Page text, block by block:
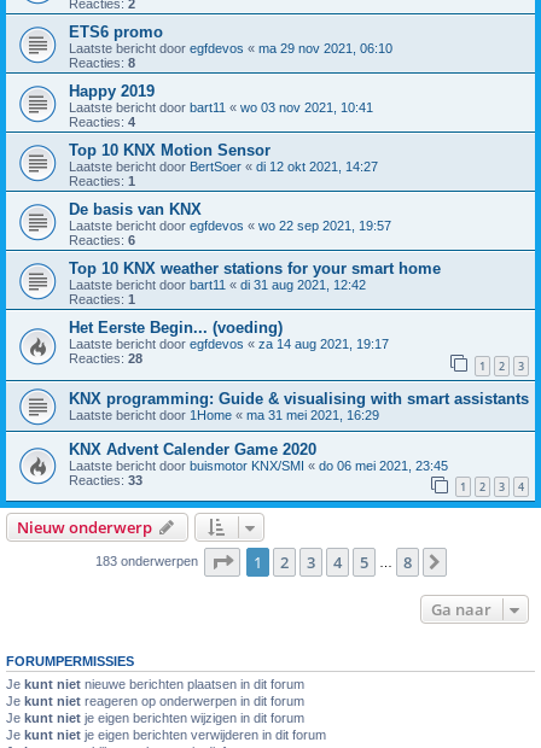
Reacties: 2
ETS6 promo
Laatste bericht door egfdevos « ma 29 nov 2021, 06:10
Reacties: 8
Happy 2019
Laatste bericht door bart11 « wo 03 nov 2021, 10:41
Reacties: 4
Top 10 KNX Motion Sensor
Laatste bericht door BertSoer « di 12 okt 2021, 14:27
Reacties: 1
De basis van KNX
Laatste bericht door egfdevos « wo 22 sep 2021, 19:57
Reacties: 6
Top 10 KNX weather stations for your smart home
Laatste bericht door bart11 « di 31 aug 2021, 12:42
Reacties: 1
Het Eerste Begin... (voeding)
Laatste bericht door egfdevos « za 14 aug 2021, 19:17
Reacties: 28 1 2 3
KNX programming: Guide & visualising with smart assistants
Laatste bericht door 1Home « ma 31 mei 2021, 16:29
KNX Advent Calender Game 2020
Laatste bericht door buismotor KNX/SMI « do 06 mei 2021, 23:45
Reacties: 33 1 2 3 4
Nieuw onderwerp
183 onderwerpen Pagina van 8
1 2 3 4 5 … 8
Ga naar
FORUMPERMISSIES
Je kunt niet nieuwe berichten plaatsen in dit forum
Je kunt niet reageren op onderwerpen in dit forum
Je kunt niet je eigen berichten wijzigen in dit forum
Je kunt niet je eigen berichten verwijderen in dit forum